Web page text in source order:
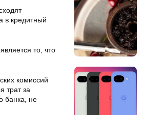
в кредитный
то, что
комиссий
трат за
банка, не